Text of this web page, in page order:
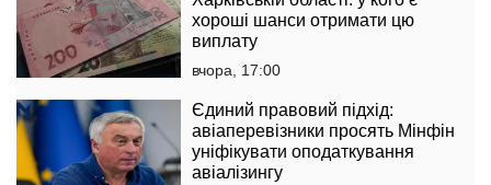
хороші шанси отримати цю
виплату
вчора, 17:00
Єдиний правовий підхід:
авіаперевізники просять Мінфін
уніфікувати оподаткування
авіалізингу